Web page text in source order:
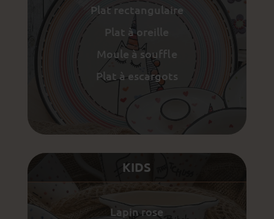
Plat rectangulaire
Plat à oreille
Moule à souffle
Plat à escargots
KIDS
Lapin rose